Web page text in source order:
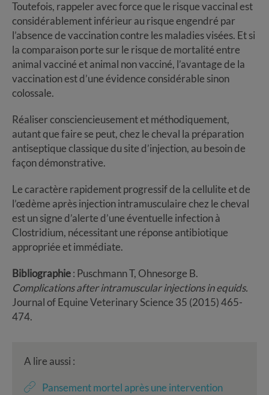
Toutefois, rappeler avec force que le risque vaccinal est
considérablement inférieur au risque engendré par
l’absence de vaccination contre les maladies visées. Et si
la comparaison porte sur le risque de mortalité entre
animal vacciné et animal non vacciné, l’avantage de la
vaccination est d’une évidence considérable sinon
colossale.
Réaliser consciencieusement et méthodiquement,
autant que faire se peut, chez le cheval la préparation
antiseptique classique du site d’injection, au besoin de
façon démonstrative.
Le caractère rapidement progressif de la cellulite et de
l’œdème après injection intramusculaire chez le cheval
est un signe d’alerte d’une éventuelle infection à
Clostridium, nécessitant une réponse antibiotique
appropriée et immédiate.
Bibliographie: Puschmann T, Ohnesorge B.
Complications after intramuscular injections in equids.
Journal of Equine Veterinary Science 35 (2015) 465-
474.
A lire aussi :
Pansement mortel après une intervention